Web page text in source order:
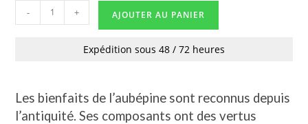
- + AJOUTER AU PANIER
Expédition sous 48 / 72 heures
Les bienfaits de l’aubépine sont reconnus depuis
l’antiquité. Ses composants ont des vertus